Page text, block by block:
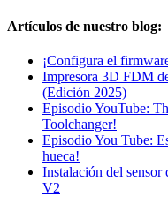
Artículos de nuestro blog:
¡Configura el
Impresora 3D FDM
(Edición 2025)
Episodio YouTube:
Toolchanger!
Episodio You Tube:
hueca!
Instalación del
V2